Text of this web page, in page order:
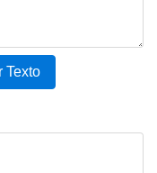
Texto